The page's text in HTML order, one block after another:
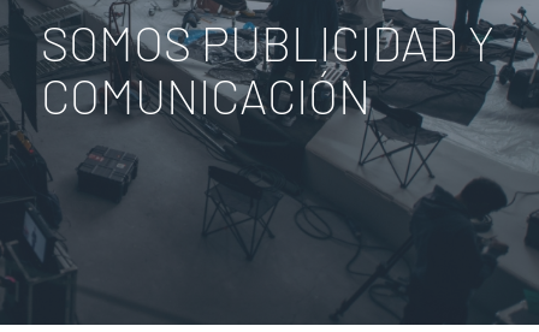
SOMOS PUBLICIDAD Y
COMUNICACIÓN